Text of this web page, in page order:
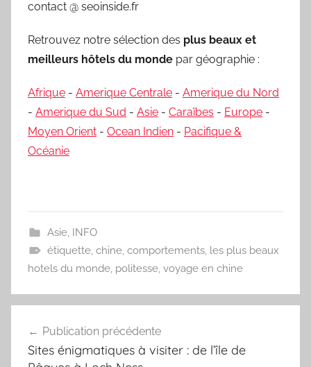
contact @ seoinside.fr
Retrouvez notre sélection des plus beaux et
meilleurs hôtels du monde par géographie :
Afrique - Amerique Centrale - Amerique du Nord
- Amerique du Sud - Asie - Caraïbes - Europe -
Moyen Orient - Ocean Indien - Pacifique &
Océanie
Asie, INFO
étiquette, chine, comportements, les plus beaux
hotels du monde, politesse, voyage en chine
de
Publication précédente
Sites énigmatiques à visiter : de l’île de